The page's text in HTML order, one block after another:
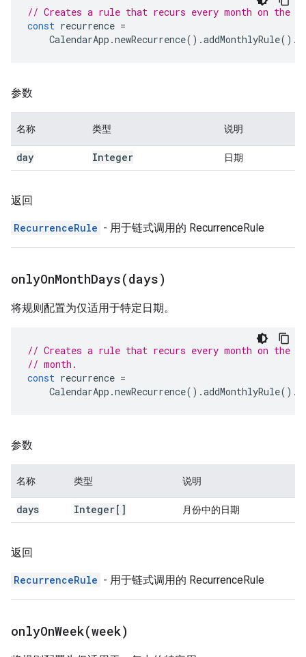
// Creates a rule that recurs every month on the
const recurrence =
CalendarApp .newRecurrence().addMonthlyRule().
参数
名称 类型 说明
day Integer 日期
返回
RecurrenceRule - 用于链式调用的 RecurrenceRule
onlyOnMonthDays(days)
将规则配置为仅适用于特定日期。
// Creates a rule that recurs every month on the
// month.
const recurrence =
CalendarApp .newRecurrence().addMonthlyRule().
参数
名称 类型 说明
days Integer[] 月份中的日期
返回
RecurrenceRule - 用于链式调用的 RecurrenceRule
onlyOnWeek(week)